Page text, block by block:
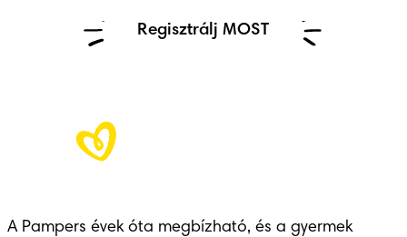
Regisztrálj MOST
A Pampers évek óta megbízható, és a gyermek